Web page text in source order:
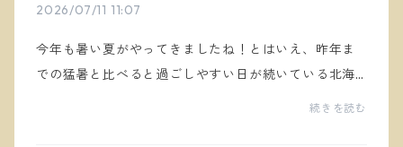
2026/07/11 11:07
今年も暑い夏がやってきましたね！とはいえ、昨年ま
での猛暑と比べると過ごしやすい日が続いている北海
道の初夏です(^^)暑すぎた2025年と比べて一週間程度
続きを読む